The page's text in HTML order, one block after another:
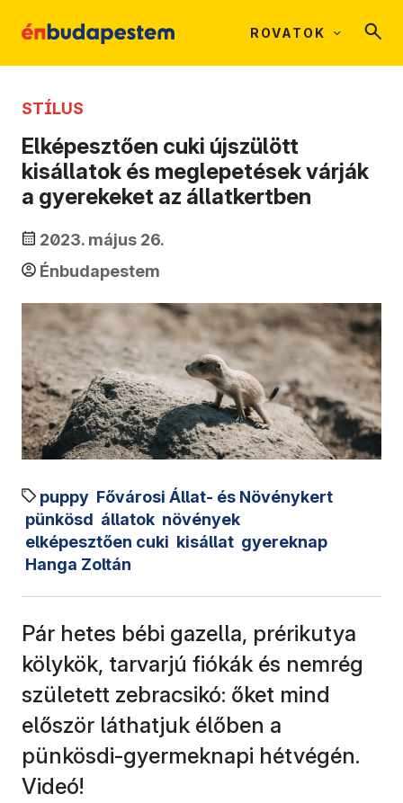
ROVATOK
STÍLUS
Elképesztően cuki újszülött
kisállatok és meglepetések várják
a gyerekeket az állatkertben
2023. május 26.
Énbudapestem
puppy Fővárosi Állat- és Növénykert
pünkösd állatok növények
elképesztően cuki kisállat gyereknap
Hanga Zoltán
Pár hetes bébi gazella, prérikutya
kölykök, tarvarjú fiókák és nemrég
született zebracsikó: őket mind
először láthatjuk élőben a
pünkösdi-gyermeknapi hétvégén.
Videó!